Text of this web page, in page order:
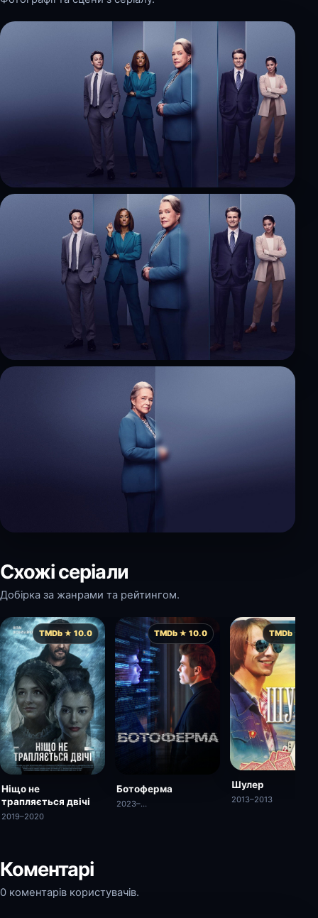
Схожі серіали
Добірка за жанрами та рейтингом.
TMDb ★ 10.0
Ніщо не
трапляється двічі
2019–2020
TMDb ★ 10.0
Ботоферма
2023–…
TMDb ★
Шулер
2013–2013
Коментарі
0 коментарів користувачів.